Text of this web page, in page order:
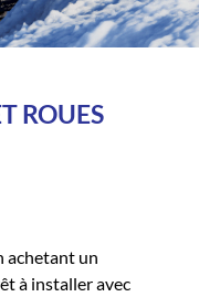
ROUES
achetant un
à installer avec